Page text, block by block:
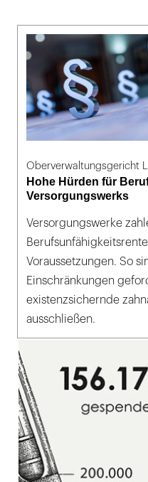
Oberverwaltungsgericht
Hohe Hürden für
Versorgungswerks
Versorgungswerke
Voraussetzungen. So
Einschränkungen
existenzsichernde
ausschließen.